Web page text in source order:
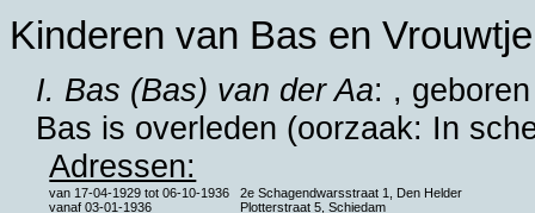
Kinderen van Bas en
I. Bas (Bas) van der Aa: ,
Bas is overleden (oorzaak: In
Adressen:
van 17-04-1929 tot06-10-1936
2e Schagendwarsstraat 1, Den Helder
vanaf03-01-1936
Plotterstraat 5, Schiedam